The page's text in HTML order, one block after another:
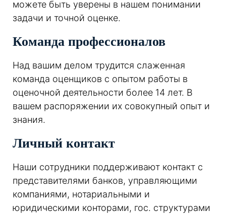
можете быть уверены в нашем понимании
задачи и точной оценке.
Команда профессионалов
Над вашим делом трудится слаженная
команда оценщиков с опытом работы в
оценочной деятельности более 14 лет. В
вашем распоряжении их совокупный опыт и
знания.
Личный контакт
Наши сотрудники поддерживают контакт с
представителями банков, управляющими
компаниями, нотариальными и
юридическими конторами, гос. структурами